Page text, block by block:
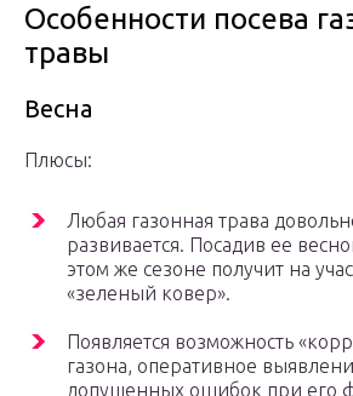
Особенности посева
травы
Весна
Плюсы:
Любая газонная трава
развивается. Посадив ее
этом же сезоне получит на
«зеленый ковер».
Появляется возможность
газона, оперативное
допущенных ошибок при его